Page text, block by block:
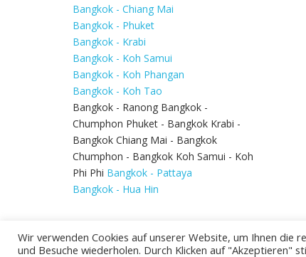
Bangkok - Chiang Mai
Bangkok - Phuket
Bangkok - Krabi
Bangkok - Koh Samui
Bangkok - Koh Phangan
Bangkok - Koh Tao
Bangkok - Ranong Bangkok -
Chumphon Phuket - Bangkok Krabi -
Bangkok Chiang Mai - Bangkok
Chumphon - Bangkok Koh Samui - Koh
Phi Phi Bangkok - Pattaya
Bangkok - Hua Hin
Wir verwenden Cookies auf unserer Website, um Ihnen die
und Besuche wiederholen. Durch Klicken auf "Akzeptieren"